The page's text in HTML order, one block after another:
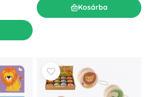
Kosárba